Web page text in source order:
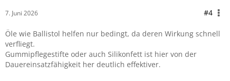
7. Juni 2026 #4
Öle wie Ballistol helfen nur bedingt, da deren Wirkung schnell
verfliegt.
Gummipflegestifte oder auch Silikonfett ist hier von der
Dauereinsatzfähigkeit her deutlich effektiver.